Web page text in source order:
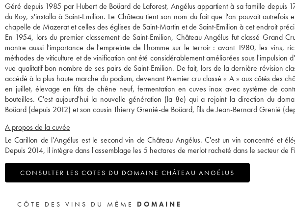
Géré depuis 1985 par Hubert de Boüard de Laforest, Angélus appartient à sa famille depuis
du Roy, s'installa à Saint-Emilion. Le Château tient son nom du fait que l'on pouvait
chapelle de Mazerat et celles des églises de Saint-Martin et de Saint-Emilion à cet endroit
En 1954, lors du premier classement de Saint-Emilion, Château Angélus fut classé Grand
montre aussi l'importance de l'empreinte de l'homme sur le terroir : avant 1980, les vins,
méthodes de viticulture et de vinification ont été considérablement améliorées sous
vue qualitatif bon nombre de ses pairs de Saint-Emilion. De fait, lors de la dernière révision
accédé à la plus haute marche du podium, devenant Premier cru classé « A » aux côtés des
en juillet, élevage en fûts de chêne neuf, fermentation en cuves inox avec système de
bouteilles. C'est aujourd'hui la nouvelle génération (la 8e) qui a rejoint la direction du
Boüard (depuis 2012) et son cousin Thierry Grenié-de Boüard, fils de Jean-Bernard Grenié
A propos de la cuvée
Le Carillon de l'Angélus est le second vin de Château Angélus. C'est un vin concentré et
Depuis 2014, il intègre dans l'assemblage les 5 hectares de merlot racheté dans le secteur de
CONSULTER LES COTES DU DOMAINE CHÂTEAU ANGÉLUS
CÔTE DES VINS DU MÊME
DOMAINE